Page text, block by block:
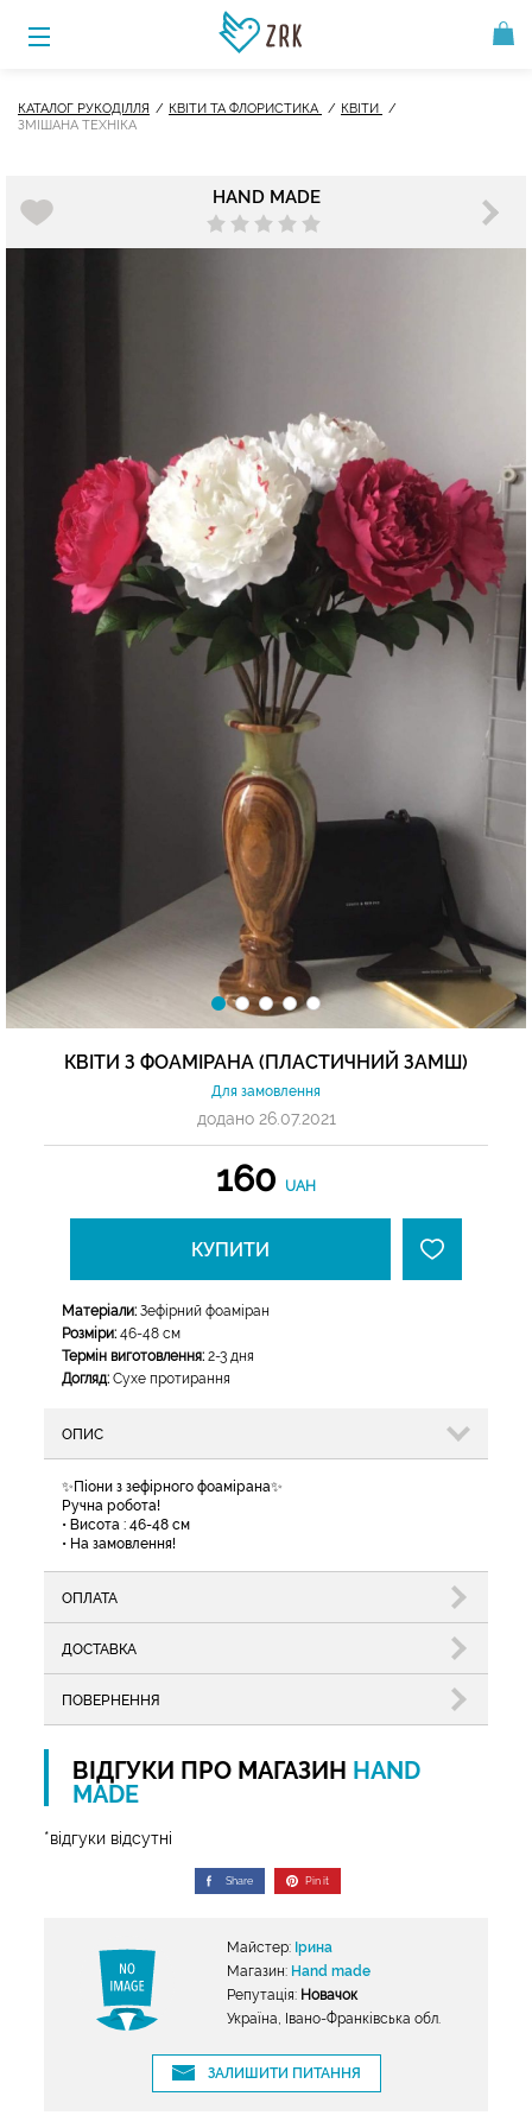
КАТАЛОГ РУКОДІЛЛЯ КВІТИ ТА ФЛОРИСТИКА
КВІТИ
ЗМІШАНА ТЕХНІКА
HAND MADE
КВІТИ З ФОАМІРАНА (ПЛАСТИЧНИЙ ЗАМШ)
Для замовлення
додано 26.07.2021
160 UAH
КУПИТИ
Матеріали: Зефірний фоаміран
Розміри: 46-48 см
Термін виготовлення: 2-3 дня
Догляд: Сухе протирання
ОПИС
✨Піони з зефірного фоамірана✨
Ручна робота!
• Висота : 46-48 см
• На замовлення!
ОПЛАТА
ДОСТАВКА
ПОВЕРНЕННЯ
ВІДГУКИ ПРО МАГАЗИН HAND
MADE
*відгуки відсутні
Share Pin it
Майстер: Ірина
Магазин: Hand made
Репутація: Новачок
Україна, Івано-Франківська обл.
ЗАЛИШИТИ ПИТАННЯ